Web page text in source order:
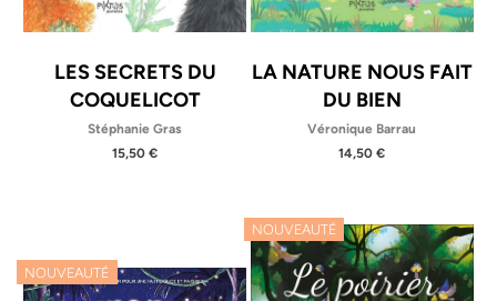
LES SECRETS DU
COQUELICOT
Stéphanie Gras
15,50 €
LA NATURE NOUS FAIT
DU BIEN
Véronique Barrau
14,50 €
NOUVEAUTÉ
NOUVEAUTÉ